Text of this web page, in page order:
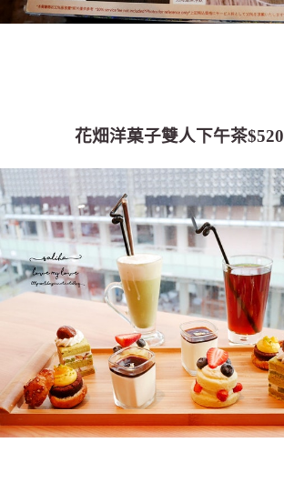
花畑洋菓子雙人下午茶$520